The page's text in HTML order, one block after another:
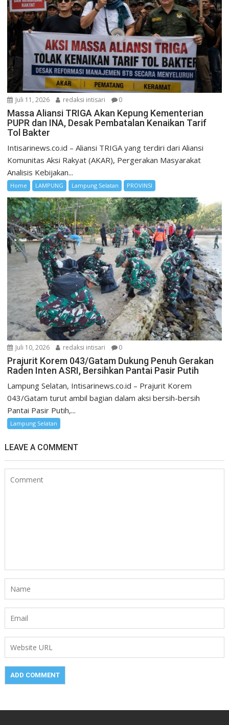
Juli 11, 2026 redaksi intisari 0
Massa Aliansi TRIGA Akan Kepung Kementerian
PUPR dan INA, Desak Pembatalan Kenaikan Tarif
Tol Bakter
Intisarinews.co.id – Aliansi TRIGA yang terdiri dari Aliansi
Komunitas Aksi Rakyat (AKAR), Pergerakan Masyarakat
Analisis Kebijakan...
Home LAMPUNG Lampung Selatan PROVINSI
Juli 10, 2026 redaksi intisari 0
Prajurit Korem 043/Gatam Dukung Penuh Gerakan
Raden Inten ASRI, Bersihkan Pantai Pasir Putih
Lampung Selatan, Intisarinews.co.id – Prajurit Korem
043/Gatam turut ambil bagian dalam aksi bersih-bersih
Pantai Pasir Putih,...
Lampung Selatan
LEAVE A COMMENT